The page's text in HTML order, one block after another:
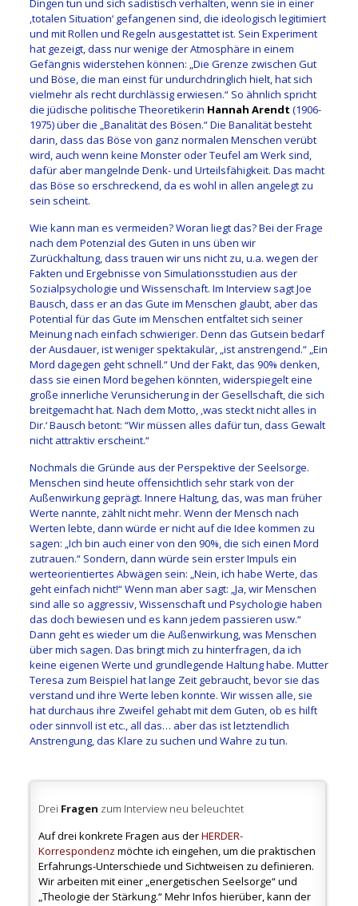
Dingen tun und sich sadistisch verhalten, wenn sie in einer
‚totalen Situation‘ gefangenen sind, die ideologisch legitimiert
und mit Rollen und Regeln ausgestattet ist. Sein Experiment
hat gezeigt, dass nur wenige der Atmosphäre in einem
Gefängnis widerstehen können: „Die Grenze zwischen Gut
und Böse, die man einst für undurchdringlich hielt, hat sich
vielmehr als recht durchlässig erwiesen.“ So ähnlich spricht
die jüdische politische Theoretikerin Hannah Arendt (1906-
1975) über die „Banalität des Bösen.“ Die Banalität besteht
darin, dass das Böse von ganz normalen Menschen verübt
wird, auch wenn keine Monster oder Teufel am Werk sind,
dafür aber mangelnde Denk- und Urteilsfähigkeit. Das macht
das Böse so erschreckend, da es wohl in allen angelegt zu
sein scheint.
Wie kann man es vermeiden? Woran liegt das? Bei der Frage
nach dem Potenzial des Guten in uns üben wir
Zurückhaltung, dass trauen wir uns nicht zu, u.a. wegen der
Fakten und Ergebnisse von Simulationsstudien aus der
Sozialpsychologie und Wissenschaft. Im Interview sagt Joe
Bausch, dass er an das Gute im Menschen glaubt, aber das
Potential für das Gute im Menschen entfaltet sich seiner
Meinung nach einfach schwieriger. Denn das Gutsein bedarf
der Ausdauer, ist weniger spektakulär, „ist anstrengend.“ „Ein
Mord dagegen geht schnell.“ Und der Fakt, das 90% denken,
dass sie einen Mord begehen könnten, widerspiegelt eine
große innerliche Verunsicherung in der Gesellschaft, die sich
breitgemacht hat. Nach dem Motto, ‚was steckt nicht alles in
Dir.‘ Bausch betont: “Wir müssen alles dafür tun, dass Gewalt
nicht attraktiv erscheint.“
Nochmals die Gründe aus der Perspektive der Seelsorge.
Menschen sind heute offensichtlich sehr stark von der
Außenwirkung geprägt. Innere Haltung, das, was man früher
Werte nannte, zählt nicht mehr. Wenn der Mensch nach
Werten lebte, dann würde er nicht auf die Idee kommen zu
sagen: „Ich bin auch einer von den 90%, die sich einen Mord
zutrauen.“ Sondern, dann würde sein erster Impuls ein
werteorientiertes Abwägen sein: „Nein, ich habe Werte, das
geht einfach nicht!“ Wenn man aber sagt: „Ja, wir Menschen
sind alle so aggressiv, Wissenschaft und Psychologie haben
das doch bewiesen und es kann jedem passieren usw.“
Dann geht es wieder um die Außenwirkung, was Menschen
über mich sagen. Das bringt mich zu hinterfragen, da ich
keine eigenen Werte und grundlegende Haltung habe. Mutter
Teresa zum Beispiel hat lange Zeit gebraucht, bevor sie das
verstand und ihre Werte leben konnte. Wir wissen alle, sie
hat durchaus ihre Zweifel gehabt mit dem Guten, ob es hilft
oder sinnvoll ist etc., all das… aber das ist letztendlich
Anstrengung, das Klare zu suchen und Wahre zu tun.
Drei Fragen zum Interview neu beleuchtet
Auf drei konkrete Fragen aus derHERDER-
Korrespondenz möchte ich eingehen, um die praktischen
Erfahrungs-Unterschiede und Sichtweisen zu definieren.
Wir arbeiten mit einer „energetischen Seelsorge“ und
„Theologie der Stärkung.“ Mehr Infos hierüber, kann der